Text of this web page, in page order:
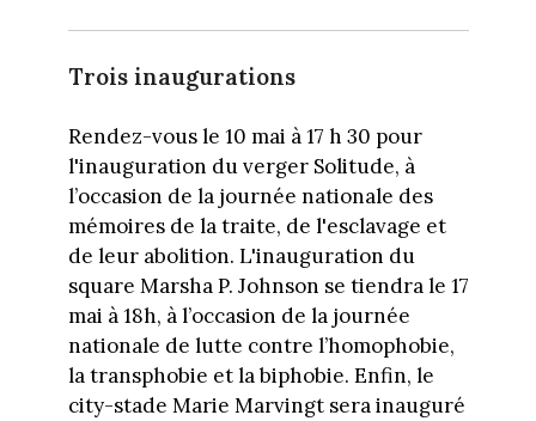
Trois inaugurations
Rendez-vous le 10 mai à 17 h 30 pour
l'inauguration du verger Solitude, à
l’occasion de la journée nationale des
mémoires de la traite, de l'esclavage et
de leur abolition. L'inauguration du
square Marsha P. Johnson se tiendra le 17
mai à 18h, à l’occasion de la journée
nationale de lutte contre l’homophobie,
la transphobie et la biphobie. Enfin, le
city-stade Marie Marvingt sera inauguré